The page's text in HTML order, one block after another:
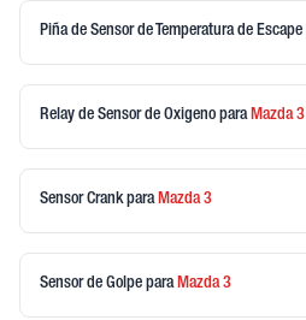
Piña de Sensor de Temperatura de Escape
Relay de Sensor de Oxigeno paraMazda3
Sensor Crank paraMazda3
Sensor de Golpe paraMazda3